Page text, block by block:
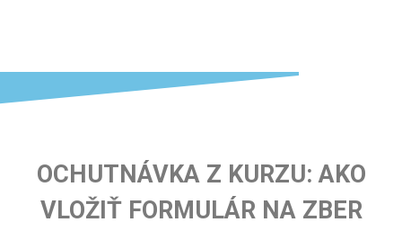
OCHUTNÁVKA Z KURZU: AKO
VLOŽIŤ FORMULÁR NA ZBER